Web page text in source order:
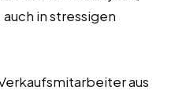
in stressigen
aus